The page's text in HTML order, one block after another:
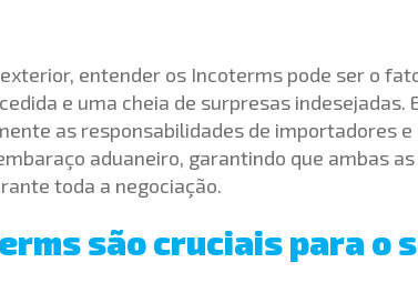
entender os Incoterms pode ser o
e uma cheia de surpresas indesejadas.
as responsabilidades de importadores
aduaneiro, garantindo que ambas
toda a negociação.
são cruciais para o